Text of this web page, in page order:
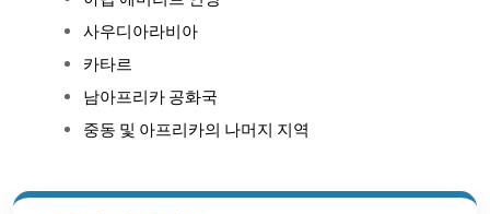
사우디아라비아
카타르
남아프리카 공화국
중동 및 아프리카의 나머지 지역